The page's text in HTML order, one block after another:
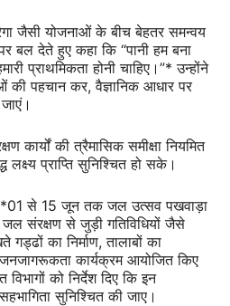
जैसी योजनाओं के बीच बेहतर समन्वय
बल देते हुए कहा कि “पानी हम बना
प्राथमिकता होनी चाहिए।”* उन्होंने
की पहचान कर, वैज्ञानिक आधार पर
कार्यों की त्रैमासिक समीक्षा नियमित
प्राप्ति सुनिश्चित हो सके।
*01 से 15 जून तक जल उत्सव पखवाड़ा
संरक्षण से जुड़ी गतिविधियों जैसे
का निर्माण, तालाबों का
कार्यक्रम आयोजित किए
को निर्देश दिए कि इन
सुनिश्चित की जाए।